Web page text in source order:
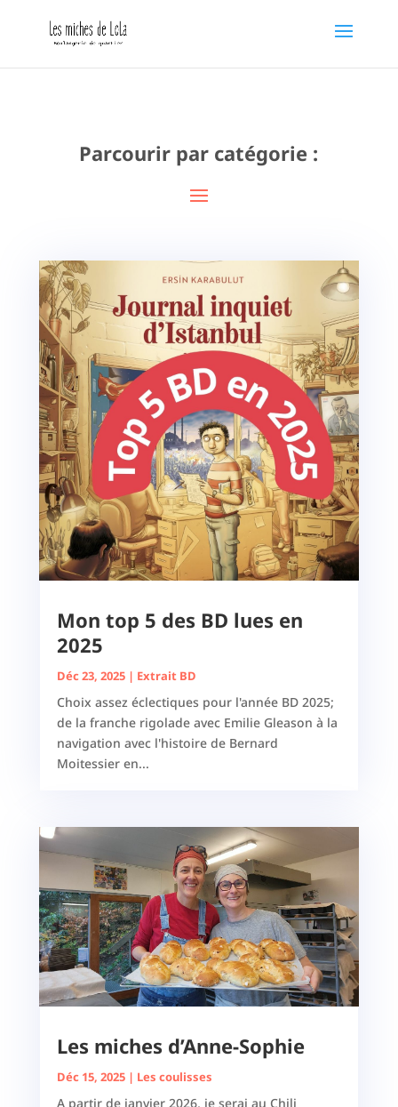
Parcourir par catégorie :
Mon top 5 des BD lues en
2025
Déc 23, 2025| Extrait BD
Choix assez éclectiques pour l'année BD 2025;
de la franche rigolade avec Emilie Gleason à la
navigation avec l'histoire de Bernard
Moitessier en...
Les miches d’Anne-Sophie
Déc 15, 2025| Les coulisses
A partir de janvier 2026, je serai au Chili